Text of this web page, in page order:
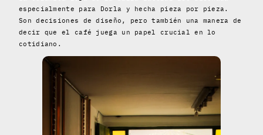
especialmente para Dorla y hecha pieza por pieza.
Son decisiones de diseño, pero también una manera de
decir que el café juega un papel crucial en lo
cotidiano.